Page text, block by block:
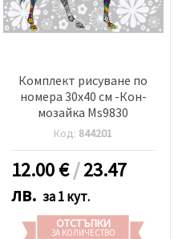
Комплект рисуване по
номера 30x40 см -Кон-
мозайка Ms9830
Код: 844201
12.00€/23.47
лв. за 1 кут.
ОТСТЪПКИ
ЗА КОЛИЧЕСТВО